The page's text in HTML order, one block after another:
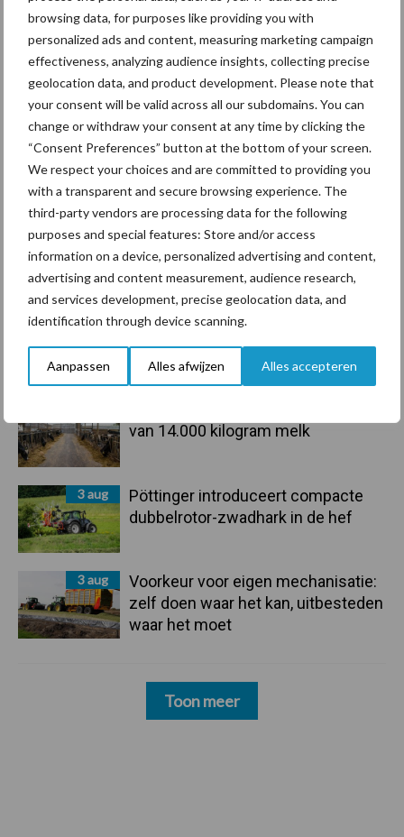
browsing data, for purposes like providing you with
personalized ads and content, measuring marketing campaign
effectiveness, analyzing audience insights, collecting precise
geolocation data, and product development. Please note that
your consent will be valid across all our subdomains. You can
change or withdraw your consent at any time by clicking the
“Consent Preferences” button at the bottom of your screen.
We respect your choices and are committed to providing you
with a transparent and secure browsing experience. The
third-party vendors are processing data for the following
purposes and special features: Store and/or access
information on a device, personalized advertising and content,
advertising and content measurement, audience research,
and services development, precise geolocation data, and
identification through device scanning.
Aanpassen Alles afwijzen Alles accepteren
Primaire
Sidebar
Recent nieuws Partner nieuws
6 aug
Tien praktische tips voor een
langere levensduur
5 aug
“Vraag naar praktische
groter dan ooit”
van 14.000 kilogram melk
3 aug
Pöttinger introduceert compacte
dubbelrotor-zwadhark in de hef
3 aug
Voorkeur voor eigen mechanisatie:
zelf doen waar het kan, uitbesteden
waar het moet
Toon meer
Toon meer